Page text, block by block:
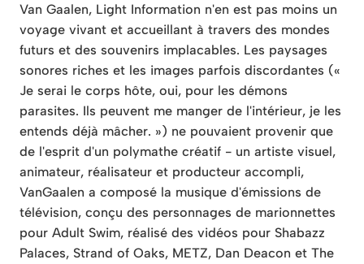
Van Gaalen, Light Information n'en est pas moins un
voyage vivant et accueillant à travers des mondes
futurs et des souvenirs implacables. Les paysages
sonores riches et les images parfois discordantes («
Je serai le corps hôte, oui, pour les démons
parasites. Ils peuvent me manger de l'intérieur, je les
entends déjà mâcher. ») ne pouvaient provenir que
de l'esprit d'un polymathe créatif - un artiste visuel,
animateur, réalisateur et producteur accompli,
VanGaalen a composé la musique d'émissions de
télévision, conçu des personnages de marionnettes
pour Adult Swim, réalisé des vidéos pour Shabazz
Palaces, Strand of Oaks, METZ, Dan Deacon et The